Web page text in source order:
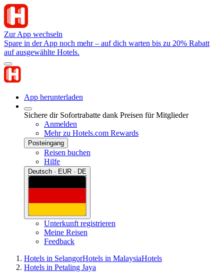
Zur App wechseln
Spare in der App noch mehr – auf dich warten bis zu 20% Rabatt
auf ausgewählte Hotels.
App herunterladen
Sichere dir Sofortrabatte dank Preisen für Mitglieder
Anmelden
Mehr zu Hotels.com Rewards
Posteingang
Reisen buchen
Hilfe
Deutsch · EUR · DE
Unterkunft registrieren
Meine Reisen
Feedback
Hotels in SelangorHotels in MalaysiaHotels
Hotels in Petaling Jaya